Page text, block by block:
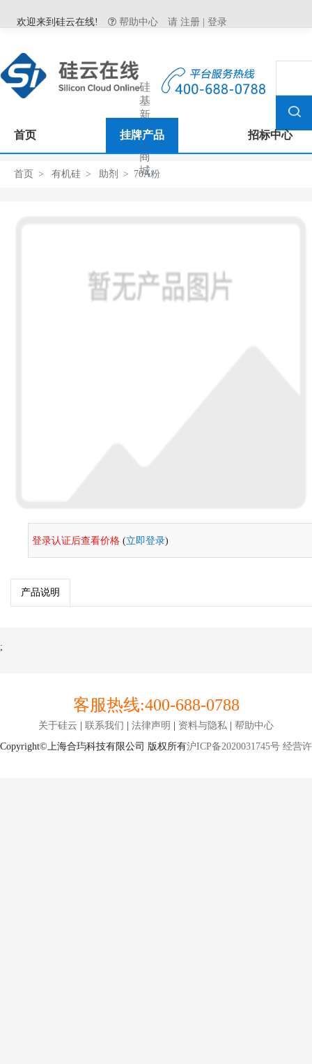
欢迎来到硅云在线! 帮助中心 请 注册 登录
硅
基
新
材
料
商
城
首页 挂牌产品 招标中心
首页 有机硅 助剂 70A粉
登录认证后查看价格 (立即登录)
产品说明
;
客服热线:400-688-0788
关于硅云 | 联系我们 | 法律声明 | 资料与隐私 | 帮助中心
Copyright©上海合玙科技有限公司 版权所有沪ICP备2020031745号 经营